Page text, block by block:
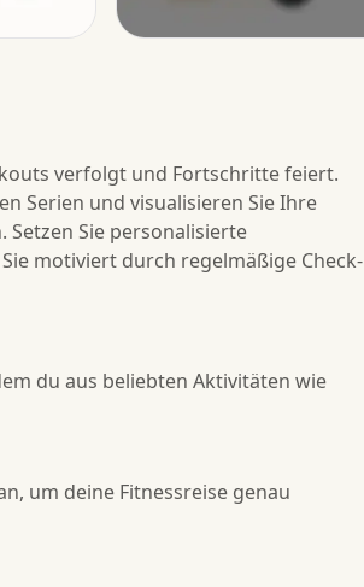
verfolgt und Fortschritte feiert.
Serien und visualisieren Sie Ihre
Sie personalisierte
motiviert durch regelmäßige Check-
du aus beliebten Aktivitäten wie
um deine Fitnessreise genau